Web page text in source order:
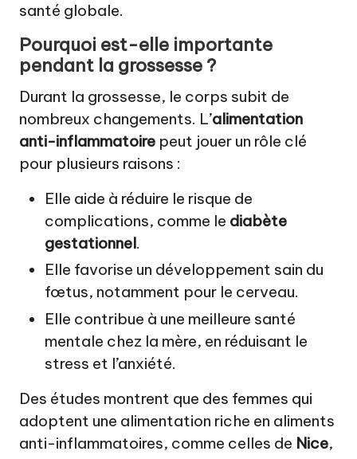
santé globale.
Pourquoi est-elle importante
pendant la grossesse ?
Durant la grossesse, le corps subit de
nombreux changements. L’alimentation
anti-inflammatoire peut jouer un rôle clé
pour plusieurs raisons :
Elle aide à réduire le risque de
complications, comme le diabète
gestationnel.
Elle favorise un développement sain du
fœtus, notamment pour le cerveau.
Elle contribue à une meilleure santé
mentale chez la mère, en réduisant le
stress et l’anxiété.
Des études montrent que des femmes qui
adoptent une alimentation riche en aliments
anti-inflammatoires, comme celles de Nice,